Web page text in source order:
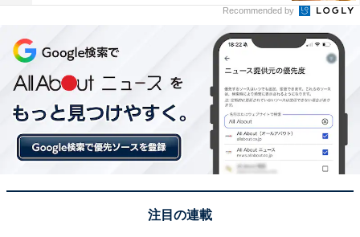
の9割に活用し、パンジーやビオラのほか、ルピナスな
どを中心に、チューリップやサクラなど、春らしいパス
テルカラーの美しい花々を楽しめます。
Recommended by
注目の連載